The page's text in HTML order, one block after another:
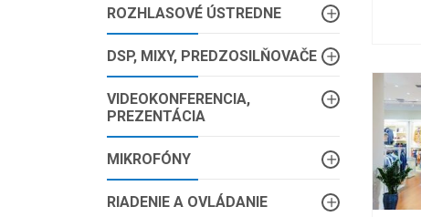
ROZHLASOVÉ ÚSTREDNE
DSP, MIXY, PREDZOSILŇOVAČE
VIDEOKONFERENCIA,
PREZENTÁCIA
MIKROFÓNY
RIADENIE A OVLÁDANIE